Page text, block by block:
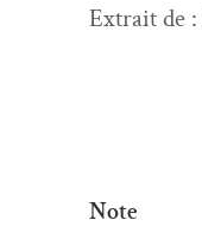
Extrait de :
Note